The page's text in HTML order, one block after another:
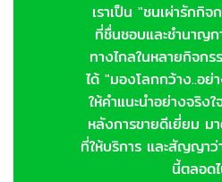
เราเป็น "ชนเผ่ารักกิ
ที่ชื่นชอบและชำนาญ
ทางไกลในหลายกิจกร
ได้ "มองโลกกว้าง..อย่
ให้คำแนะนำอย่างจริง
หลังการขายดีเยี่ยม ม
ที่ให้บริการ และสัญญาว่
นี้ตลอด